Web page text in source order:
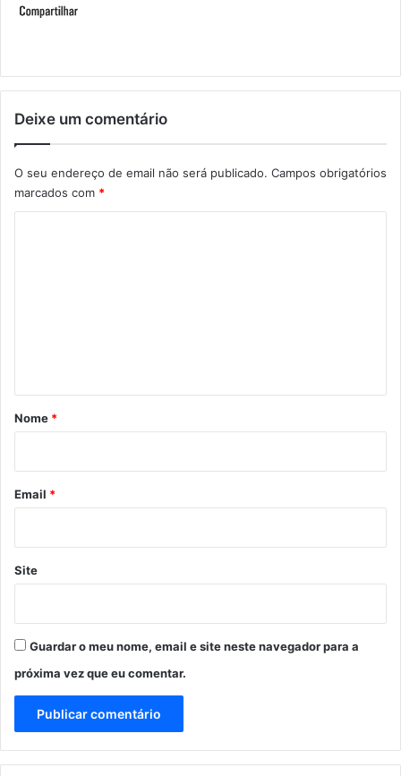
Deixe um comentário
O seu endereço de email não será publicado. Campos obrigatórios
marcados com *
r
*
Nome *
Email *
Site
Guardar o meu nome, email e site neste navegador para a
próxima vez que eu comentar.